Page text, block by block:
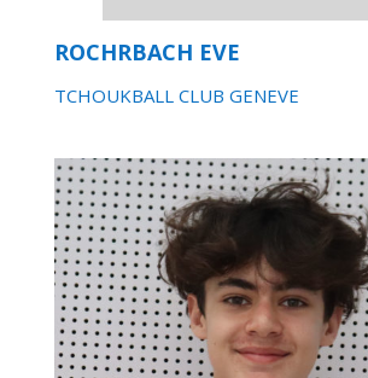
ROCHRBACH EVE
TCHOUKBALL CLUB GENEVE